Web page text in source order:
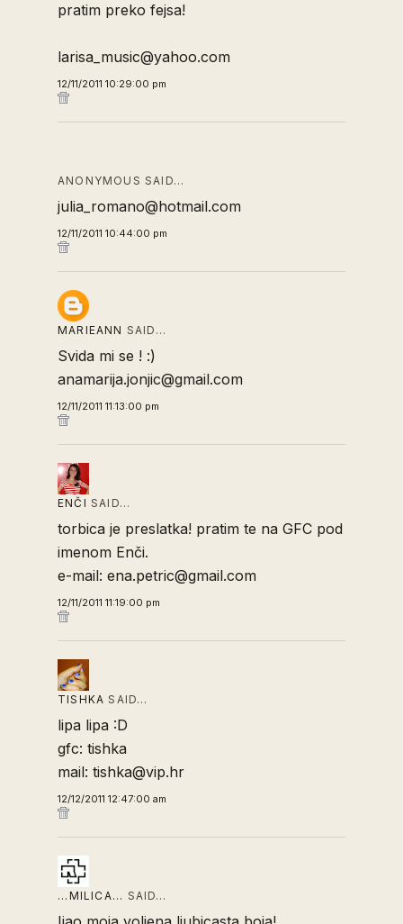
pratim preko fejsa!
larisa_music@yahoo.com
12/11/2011 10:29:00 pm
ANONYMOUS SAID…
julia_romano@hotmail.com
12/11/2011 10:44:00 pm
MARIEANN SAID…
Svida mi se ! :)
anamarija.jonjic@gmail.com
12/11/2011 11:13:00 pm
ENČI SAID…
torbica je preslatka! pratim te na GFC pod
imenom Enči.
e-mail: ena.petric@gmail.com
12/11/2011 11:19:00 pm
TISHKA SAID…
lipa lipa :D
gfc: tishka
mail: tishka@vip.hr
12/12/2011 12:47:00 am
...MILICA... SAID…